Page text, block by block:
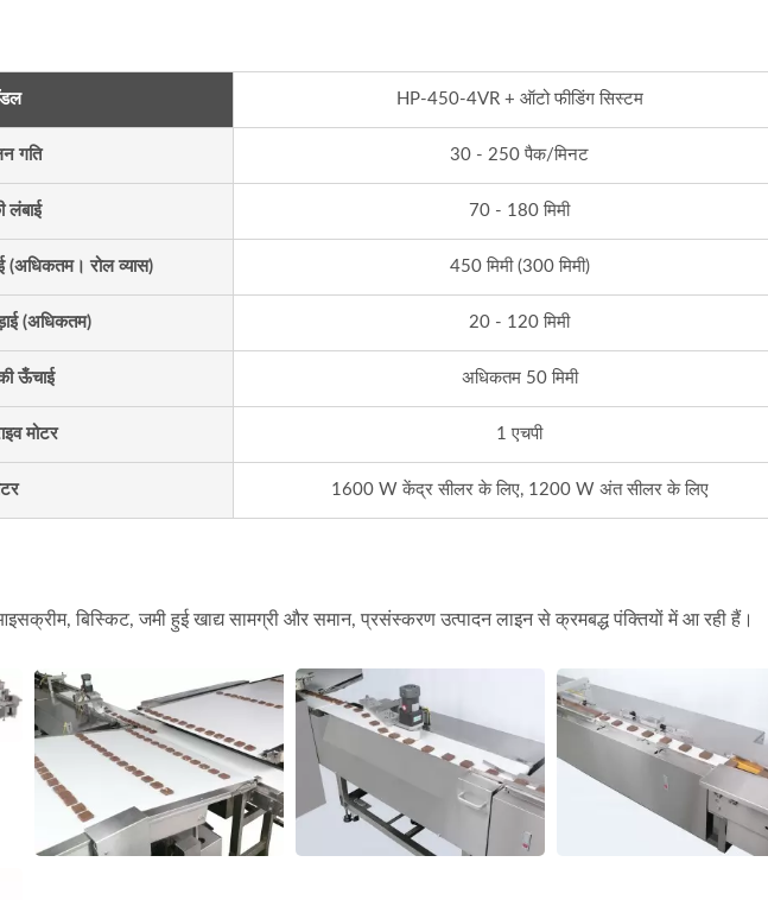
HP-450-4VR + ऑटो फीडिंग सिस्टम
गति 30 - 250 पैक/मिनट
लंबाई 70 - 180 मिमी
(अधिकतम। रोल व्यास) 450 मिमी (300 मिमी)
(अधिकतम) 20 - 120 मिमी
ऊँचाई अधिकतम 50 मिमी
मोटर 1 एचपी
1600 W केंद्र सीलर के लिए, 1200 W अंत सीलर के लिए
बिस्किट, जमी हुई खाद्य सामग्री और समान, प्रसंस्करण उत्पादन लाइन से क्रमबद्ध पंक्तियों में आ रही हैं।
पैकेजिंग
हॉट गूल्स स्टिक्स ऑटोमेशन पैकेजिंग